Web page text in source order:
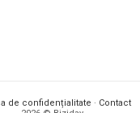
de confidențialitate · Contact